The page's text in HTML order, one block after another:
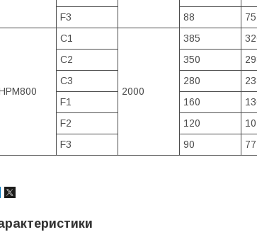
F3
88 75
C1
2000
385
C2 350
C3
280
F1
160
F2
120
F3
90 77